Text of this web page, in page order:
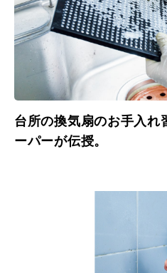
台所の換気扇のお手入れ
ーパーが伝授。